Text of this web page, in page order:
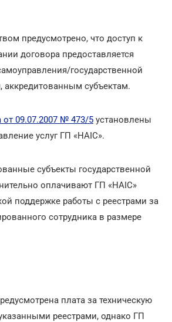
предусмотрено, что доступ к
договора предоставляется
государственной
аккредитованным субъектам.
09.07.2007 № 473/5 установлены
услуг ГП «НАІС».
субъекты государственной
оплачивают ГП «НАІС»
поддержке работы с реестрами за
сотрудника в размере
плата за техническую
реестрами, однако ГП